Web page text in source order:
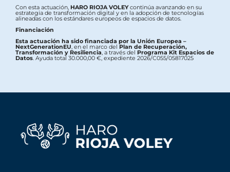
Con esta actuación, HARO RIOJA VOLEYcontinúa avanzando en su
estrategia de transformación digital y en la adopción de tecnologías
alineadas con los estándares europeos de espacios de datos.
Financiación
Esta actuación ha sido financiada por la Unión Europea –
NextGenerationEU, en el marco del Plan de Recuperación,
Transformación y Resiliencia, a través del Programa Kit Espacios de
Datos. Ayuda total 30.000,00 €, expediente 2026/C055/05817025